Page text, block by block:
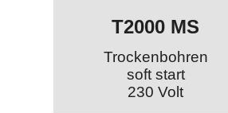
T2000 MS
Trockenbohren
soft start
230 Volt